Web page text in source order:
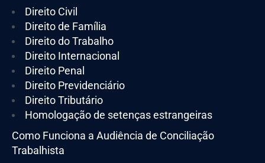
Direito Civil
Direito de Família
Direito do Trabalho
Direito Internacional
Direito Penal
Direito Previdenciário
Direito Tributário
Homologação de setenças estrangeiras
Como Funciona a Audiência de Conciliação
Trabalhista